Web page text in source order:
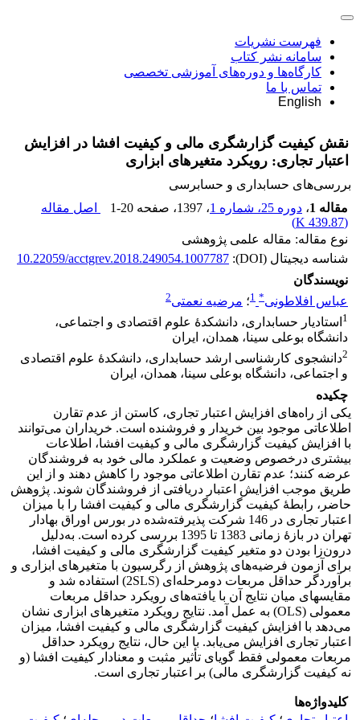
فهرست نشریات
سامانه نشر کتاب
کارگاه‌ها و دوره‌های آموزشی تخصصی
تماس با ما
English
نقش کیفیت گزارشگری مالی و کیفیت افشا در افزایش
اعتبار تجاری: رویکرد متغیر‌های ابزاری
بررسی‏‌های حسابداری و حسابرسی
مقاله 1
، دوره 25، شماره 1 ، 1397 ، صفحه 1-20
اصل مقاله
(
439.87 K
)
نوع مقاله: مقاله علمی پژوهشی
شناسه دیجیتال (DOI):
10.22059/acctgrev.2018.249054.1007787
نویسندگان
عباس افلاطونی*
1؛ مرضیه نعمتی2
1 استادیار حسابداری، دانشکدۀ علوم اقتصادی و اجتماعی،
دانشگاه بوعلی سینا، همدان، ایران
2دانشجوی کارشناسی ارشد حسابداری، دانشکدۀ علوم اقتصادی
و اجتماعی، دانشگاه بوعلی سینا، همدان، ایران
چکیده
یکی از راه‌های افزایش اعتبار تجاری، کاستن از عدم تقارن
اطلاعاتی موجود بین خریدار و فروشنده است. خریداران می‌توانند
با افزایش کیفیت گزارشگری مالی و کیفیت افشا، اطلاعات
بیشتری درخصوص وضعیت و عملکرد مالی خود به فروشندگان
عرضه کنند؛ عدم تقارن اطلاعاتی موجود را کاهش دهند و از این
طریق موجب افزایش اعتبار دریافتی از فروشندگان شوند. پژوهش
حاضر، رابطۀ کیفیت گزارشگری مالی و کیفیت افشا را با میزان
اعتبار تجاری در 146 شرکت پذیرفته‌شده در بورس اوراق بهادار
تهران در بازۀ زمانی 1383 تا 1395 بررسی کرده است. به‌دلیل
درون‌زا بودن دو متغیر کیفیت گزارشگری مالی و کیفیت افشا،
برای آزمون فرضیه‌های پژوهش از رگرسیون با متغیرهای ابزاری و
برآوردگر حداقل مربعات دو‌مرحله‌ای (2SLS) استفاده شد و
مقایسه‎ای میان نتایج آن با یافته‌های رویکرد حداقل مربعات
معمولی (OLS) به عمل آمد. نتایج رویکرد متغیرهای ابزاری نشان
می‌دهد با افزایش کیفیت گزارشگری مالی و کیفیت افشا، میزان
اعتبار تجاری افزایش می‌یابد. با این حال، نتایج رویکرد حداقل
مربعات معمولی فقط گویای تأثیر مثبت و معنادار کیفیت افشا (و
نه کیفیت گزارشگری مالی) بر اعتبار تجاری است.
کلیدواژه‌ها